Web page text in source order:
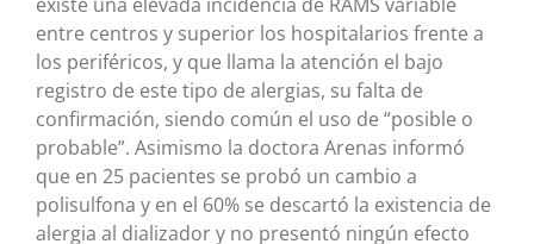
entre centros y superior los hospitalarios frente a
los periféricos, y que llama la atención el bajo
registro de este tipo de alergias, su falta de
confirmación, siendo común el uso de “posible o
probable”. Asimismo la doctora Arenas informó
que en 25 pacientes se probó un cambio a
polisulfona y en el 60% se descartó la existencia de
alergia al dializador y no presentó ningún efecto